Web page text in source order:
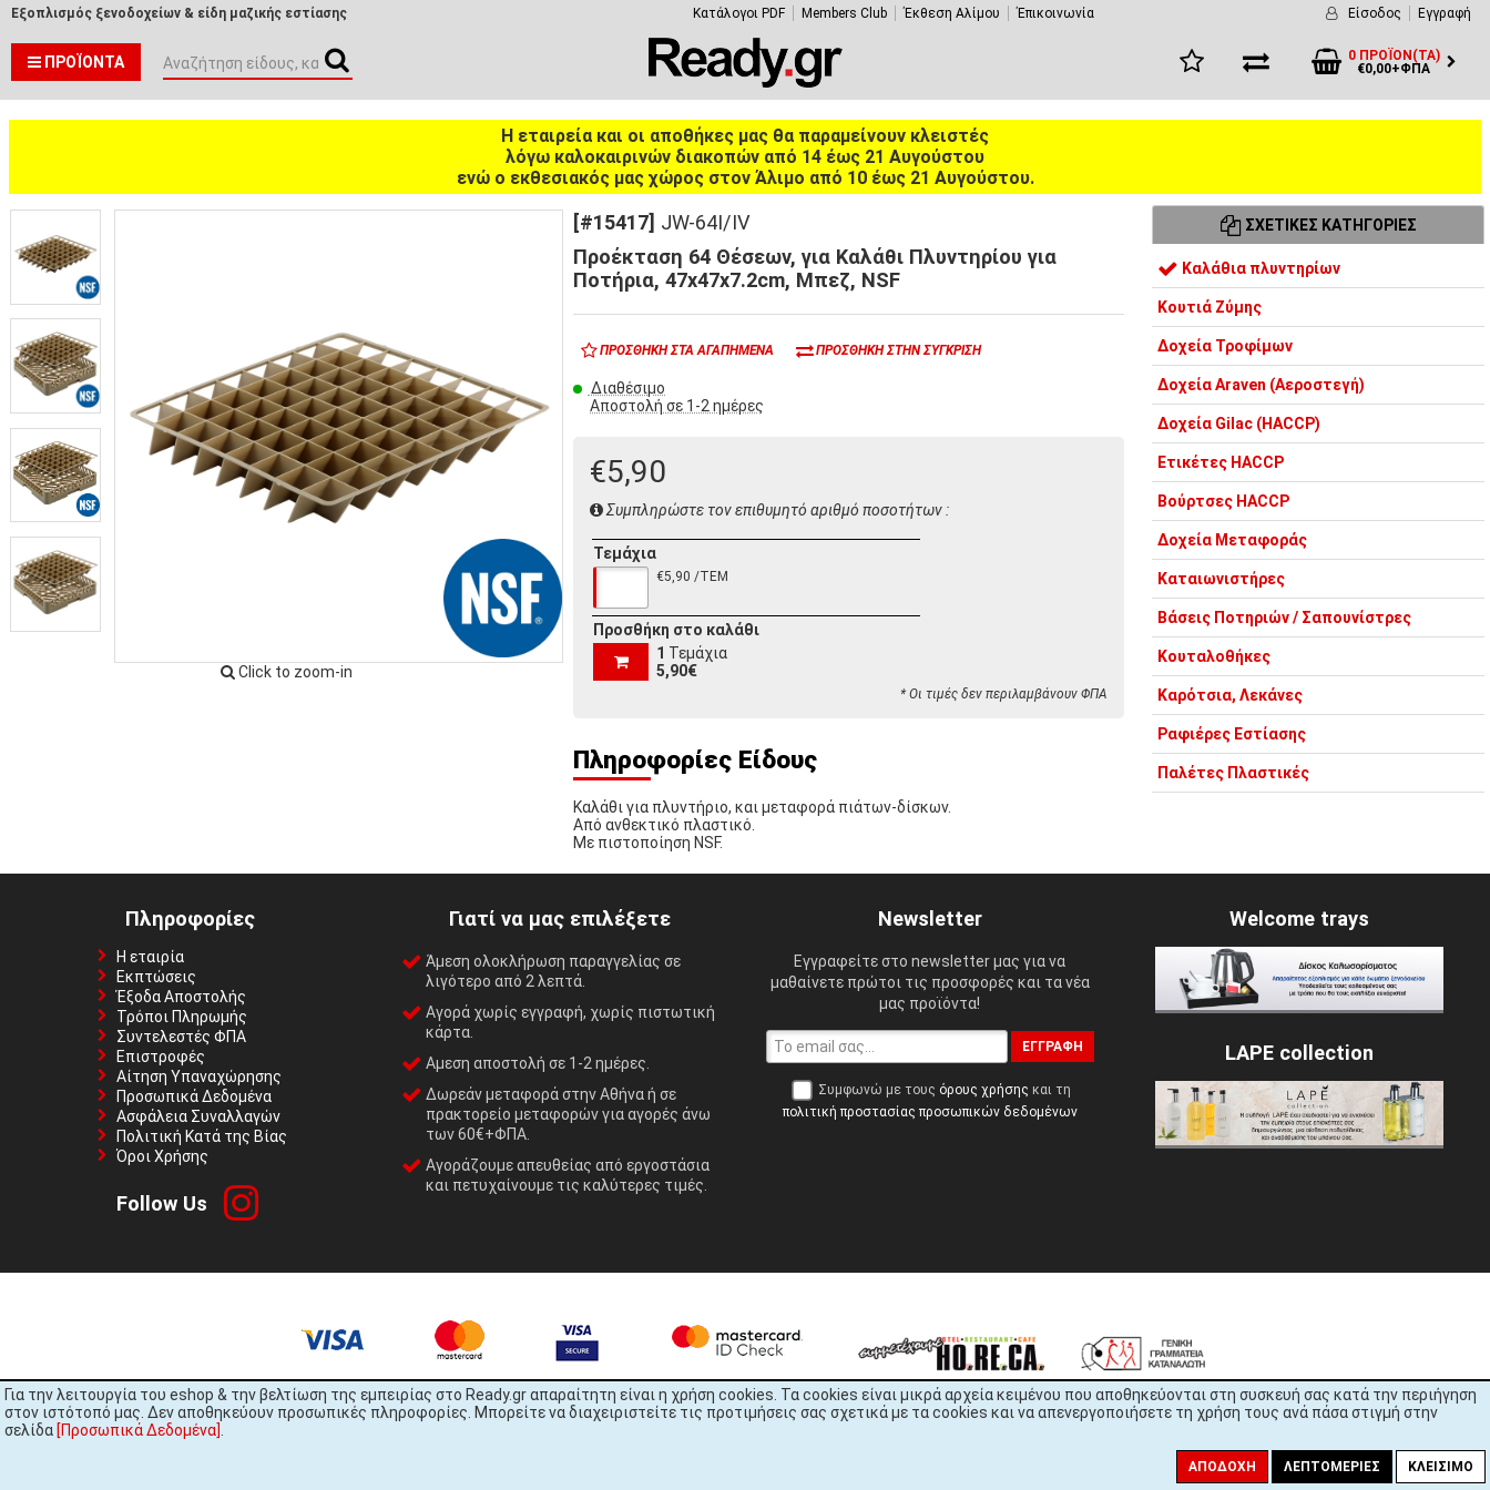
Για την λειτουργία του eshop & την βελτίωση της εμπειρίας στο Ready.gr απαραίτητη είναι η χρήση cookies. Τα cookies είναι μικρά αρχεία κειμένου που αποθηκεύονται στη συσκευή σας κατά την περιήγηση
στον ιστότοπό μας. Δεν αποθηκεύουν προσωπικές πληροφορίες. Μπορείτε να διαχειριστείτε τις προτιμήσεις σας σχετικά με τα cookies και να απενεργοποιήσετε τη χρήση τους ανά πάσα στιγμή στην
σελίδα [Προσωπικά Δεδομένα]
ΑΠΟΔΟΧΉ ΛΕΠΤΟΜΈΡΙΕΣ ΚΛΕΊΣΙΜΟ
Εξοπλισμός ξενοδοχείων & είδη μαζικής εστίασης Κατάλογοι PDF Members Club Έκθεση Αλίμου Έπικοινωνία Είσοδος Εγγραφή
ΠΡΟΪΌΝΤΑ
0 ΠΡΟΪΌΝ(ΤΑ)
€0,00+ΦΠΑ
Η εταιρεία και οι αποθήκες μας θα παραμείνουν κλειστές
λόγω καλοκαιρινών διακοπών από 14 έως 21 Αυγούστου
ενώ ο εκθεσιακός μας χώρος στον Άλιμο από 10 έως 21 Αυγούστου.
Click to zoom-in
[#15417] JW-64I/IV
Προέκταση 64 Θέσεων, για Καλάθι Πλυντηρίου για
Ποτήρια, 47x47x7.2cm, Μπεζ, NSF
ΠΡΟΣΘΉΚΗ ΣΤΑ ΑΓΑΠΗΜΈΝΑ ΠΡΟΣΘΉΚΗ ΣΤΗΝ ΣΎΓΚΡΙΣΗ
Διαθέσιμο
Αποστολή σε 1-2 ημέρες
€5,90
Συμπληρώστε τον επιθυμητό αριθμό ποσοτήτων :
Τεμάχια
€5,90 /ΤΕΜ
Προσθήκη στο καλάθι
1 Τεμάχια
5,90€
* Οι τιμές δεν περιλαμβάνουν ΦΠΑ
Πληροφορίες Είδους
Καλάθι για πλυντήριο, και μεταφορά πιάτων-δίσκων.
Από ανθεκτικό πλαστικό.
Με πιστοποίηση NSF.
ΣΧΕΤΙΚΈΣ ΚΑΤΗΓΟΡΊΕΣ
Καλάθια πλυντηρίων
Κουτιά Ζύμης
Δοχεία Τροφίμων
Δοχεία Araven (Αεροστεγή)
Δοχεία Gilac (HACCP)
Ετικέτες HACCP
Βούρτσες HACCP
Δοχεία Μεταφοράς
Καταιωνιστήρες
Βάσεις Ποτηριών / Σαπουνίστρες
Κουταλοθήκες
Καρότσια, Λεκάνες
Ραφιέρες Εστίασης
Παλέτες Πλαστικές
Πληροφορίες
Η εταιρία
Εκπτώσεις
Έξοδα Αποστολής
Τρόποι Πληρωμής
Συντελεστές ΦΠΑ
Επιστροφές
Αίτηση Υπαναχώρησης
Προσωπικά Δεδομένα
Ασφάλεια Συναλλαγών
Πολιτική Κατά της Βίας
Όροι Χρήσης
Follow Us
Γιατί να μας επιλέξετε
Άμεση ολοκλήρωση παραγγελίας σε
λιγότερο από 2 λεπτά.
Αγορά χωρίς εγγραφή, χωρίς πιστωτική
κάρτα.
Αμεση αποστολή σε 1-2 ημέρες.
Δωρεάν μεταφορά στην Αθήνα ή σε
πρακτορείο μεταφορών για αγορές άνω
των 60€+ΦΠΑ.
Αγοράζουμε απευθείας από εργοστάσια
και πετυχαίνουμε τις καλύτερες τιμές.
Newsletter
Εγγραφείτε στο newsletter μας για να
μαθαίνετε πρώτοι τις προσφορές και τα νέα
μας προϊόντα!
ΕΓΓΡΑΦΉ
Συμφωνώ με τους όρους χρήσης και τη
πολιτική προστασίας προσωπικών δεδομένων
Welcome trays
LAPE collection